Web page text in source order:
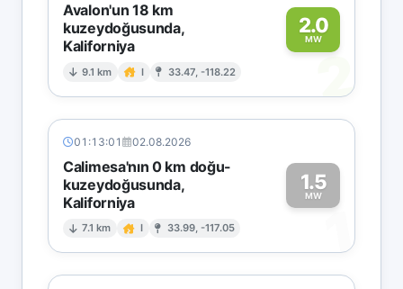
Avalon'un 18 km
kuzeydoğusunda,
Kaliforniya
9.1 km I 33.47, -118.22
2.0
MW
2
01:13:01 02.08.2026
Calimesa'nın 0 km doğu-
kuzeydoğusunda,
Kaliforniya
7.1 km I 33.99, -117.05
1.5
MW
1